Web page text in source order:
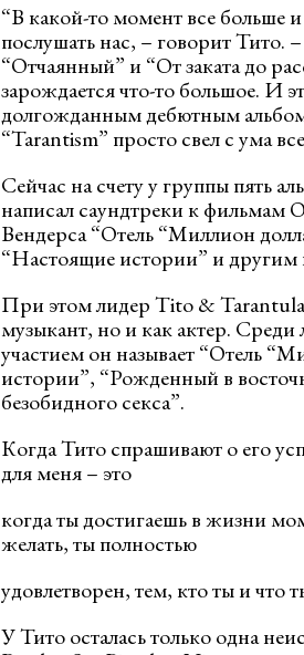
“В какой-то момент все больше
послушать нас, – говорит Тито.
“Отчаянный” и “От заката до
зарождается что-то большое. И
долгожданным дебютным
“Tarantism” просто свел с ума
Сейчас на счету у группы пять
написал саундтреки к
Вендерса “Отель “Миллион
“Настоящие истории” и другим
При этом лидер Tito & Tarantula
музыкант, но и как актер.
участием он называет “Отель
истории”, “Рожденный в
безобидного секса”.
Когда Тито спрашивают о его
для меня – это
когда ты достигаешь в жизни
желать, ты полностью
удовлетворен, тем, кто ты и что
У Тито осталась только одна